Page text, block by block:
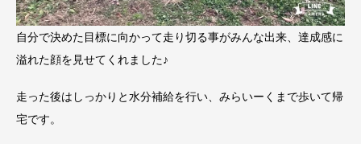
自分で決めた目標に向かって走り切る事がみんな出来、達成感に
溢れた顔を見せてくれました♪
走った後はしっかりと水分補給を行い、みらいーくまで歩いて帰
宅です。